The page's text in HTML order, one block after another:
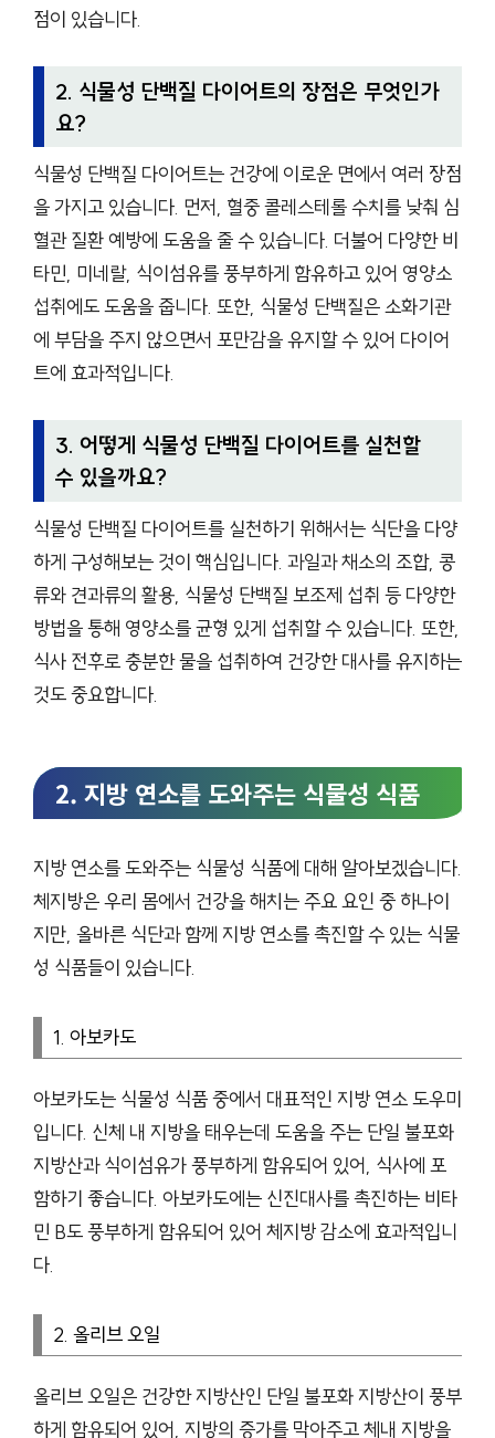
점이 있습니다.
2. 식물성 단백질 다이어트의 장점은 무엇인가
요?
식물성 단백질 다이어트는 건강에 이로운 면에서 여러 장점
을 가지고 있습니다. 먼저, 혈중 콜레스테롤 수치를 낮춰 심
혈관 질환 예방에 도움을 줄 수 있습니다. 더불어 다양한 비
타민, 미네랄, 식이섬유를 풍부하게 함유하고 있어 영양소
섭취에도 도움을 줍니다. 또한, 식물성 단백질은 소화기관
에 부담을 주지 않으면서 포만감을 유지할 수 있어 다이어
트에 효과적입니다.
3. 어떻게 식물성 단백질 다이어트를 실천할
수 있을까요?
식물성 단백질 다이어트를 실천하기 위해서는 식단을 다양
하게 구성해보는 것이 핵심입니다. 과일과 채소의 조합, 콩
류와 견과류의 활용, 식물성 단백질 보조제 섭취 등 다양한
방법을 통해 영양소를 균형 있게 섭취할 수 있습니다. 또한,
식사 전후로 충분한 물을 섭취하여 건강한 대사를 유지하는
것도 중요합니다.
2. 지방 연소를 도와주는 식물성 식품
지방 연소를 도와주는 식물성 식품에 대해 알아보겠습니다.
체지방은 우리 몸에서 건강을 해치는 주요 요인 중 하나이
지만, 올바른 식단과 함께 지방 연소를 촉진할 수 있는 식물
성 식품들이 있습니다.
1. 아보카도
아보카도는 식물성 식품 중에서 대표적인 지방 연소 도우미
입니다. 신체 내 지방을 태우는데 도움을 주는 단일 불포화
지방산과 식이섬유가 풍부하게 함유되어 있어, 식사에 포
함하기 좋습니다. 아보카도에는 신진대사를 촉진하는 비타
민 B도 풍부하게 함유되어 있어 체지방 감소에 효과적입니
다.
2. 올리브 오일
올리브 오일은 건강한 지방산인 단일 불포화 지방산이 풍부
하게 함유되어 있어, 지방의 증가를 막아주고 체내 지방을